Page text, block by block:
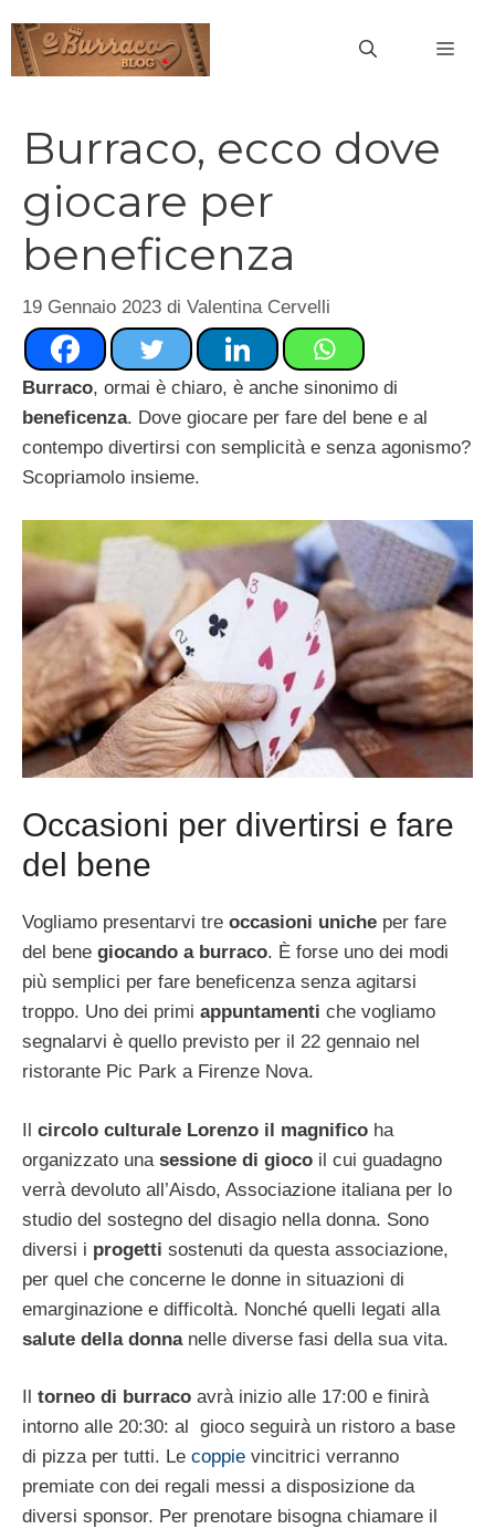
contenuto
Burraco, ecco dove
giocare per
beneficenza
19 Gennaio 2023 di Valentina Cervelli
Burraco, ormai è chiaro, è anche sinonimo di
beneficenza. Dove giocare per fare del bene e al
contempo divertirsi con semplicità e senza agonismo?
Scopriamolo insieme.
Occasioni per divertirsi e fare
del bene
Vogliamo presentarvi tre occasioni uniche per fare
del bene giocando a burraco. È forse uno dei modi
più semplici per fare beneficenza senza agitarsi
troppo. Uno dei primi appuntamenti che vogliamo
segnalarvi è quello previsto per il 22 gennaio nel
ristorante Pic Park a Firenze Nova.
Il circolo culturale Lorenzo il magnifico ha
organizzato una sessione di gioco il cui guadagno
verrà devoluto all’Aisdo, Associazione italiana per lo
studio del sostegno del disagio nella donna. Sono
diversi i progetti sostenuti da questa associazione,
per quel che concerne le donne in situazioni di
emarginazione e difficoltà. Nonché quelli legati alla
salute della donnanelle diverse fasi della sua vita.
Il torneo di burraco avrà inizio alle 17:00 e finirà
intorno alle 20:30: al gioco seguirà un ristoro a base
di pizza per tutti. Le coppie vincitrici verranno
premiate con dei regali messi a disposizione da
diversi sponsor. Per prenotare bisogna chiamare il